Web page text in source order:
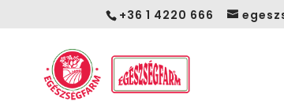
+36 1 4220 666